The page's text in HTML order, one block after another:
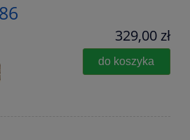
329,00 zł
do koszyka